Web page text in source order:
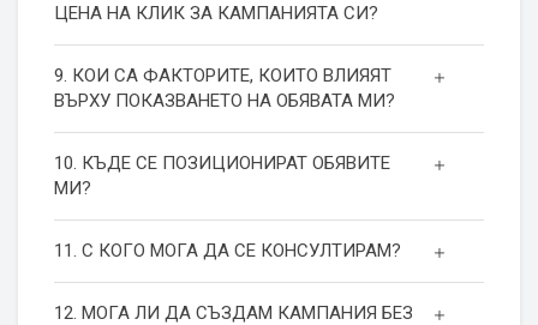
ЦЕНА НА КЛИК ЗА КАМПАНИЯТА СИ?
9. КОИ СА ФАКТОРИТЕ, КОИТО ВЛИЯЯТ
ВЪРХУ ПОКАЗВАНЕТО НА ОБЯВАТА МИ?
10. КЪДЕ СЕ ПОЗИЦИОНИРАТ ОБЯВИТЕ
МИ?
11. С КОГО МОГА ДА СЕ КОНСУЛТИРАМ?
12. МОГА ЛИ ДА СЪЗДАМ КАМПАНИЯ БЕЗ